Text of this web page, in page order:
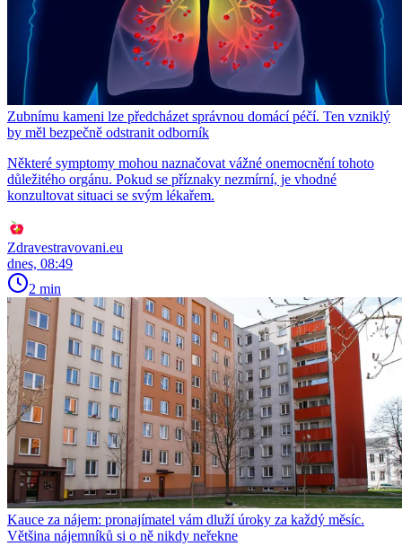
Zubnímu kameni lze předcházet správnou domácí péčí. Ten vzniklý
by měl bezpečně odstranit odborník
Některé symptomy mohou naznačovat vážné onemocnění tohoto
důležitého orgánu. Pokud se příznaky nezmírní, je vhodné
konzultovat situaci se svým lékařem.
Zdravestravovani.eu
dnes, 08:49
2 min
Kauce za nájem: pronajímatel vám dluží úroky za každý měsíc.
Většina nájemníků si o ně nikdy neřekne